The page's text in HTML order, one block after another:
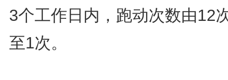
3个工作日内，跑动次数由12
至1次。